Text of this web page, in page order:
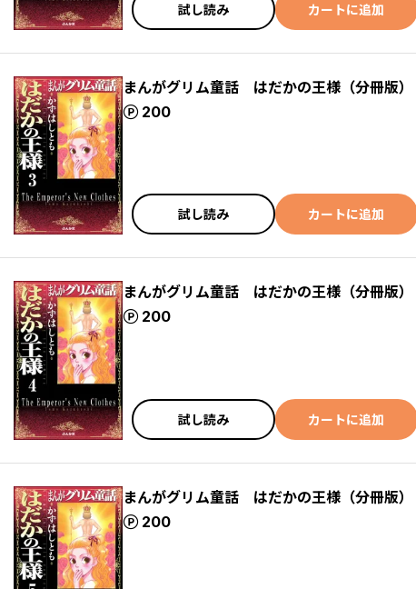
試し読み カートに追加
まんがグリム童話 はだかの王様（分冊版
200
ポイント
試し読み カートに追加
まんがグリム童話 はだかの王様（分冊版
200
ポイント
試し読み カートに追加
まんがグリム童話 はだかの王様（分冊版
200
ポイント